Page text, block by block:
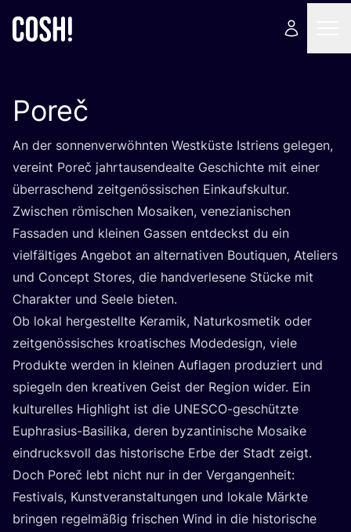
Poreč
An der son­nen­ver­wöhn­ten West­küs­te Istri­ens gele­gen,
ver­eint Poreč jahr­tau­sen­de­al­te Geschich­te mit einer
über­ra­schend zeit­ge­nös­si­schen Ein­kaufs­kul­tur.
Zwi­schen römi­schen Mosai­ken, vene­zia­ni­schen
Fas­sa­den und klei­nen Gas­sen ent­deckst du ein
viel­fäl­ti­ges Ange­bot an alter­na­ti­ven Bou­ti­quen, Ate­liers
und Con­cept Stores, die hand­ver­le­se­ne Stü­cke mit
Cha­rak­ter und See­le bieten.
Ob lokal her­ge­stell­te Kera­mik, Natur­kos­me­tik oder
zeit­ge­nös­si­sches kroa­ti­sches Mode­de­sign, vie­le
Pro­duk­te wer­den in klei­nen Auf­la­gen pro­du­ziert und
spie­geln den krea­ti­ven Geist der Regi­on wider. Ein
kul­tu­rel­les High­light ist die UNESCO-geschütz­te
Euphra­si­us-Basi­li­ka, deren byzan­ti­ni­sche Mosai­ke
ein­drucks­voll das his­to­ri­sche Erbe der Stadt zeigt.
Doch Poreč lebt nicht nur in der Ver­gan­gen­heit:
Fes­ti­vals, Kunst­ver­an­stal­tun­gen und loka­le Märk­te
brin­gen regel­mä­ßig fri­schen Wind in die his­to­ri­sche